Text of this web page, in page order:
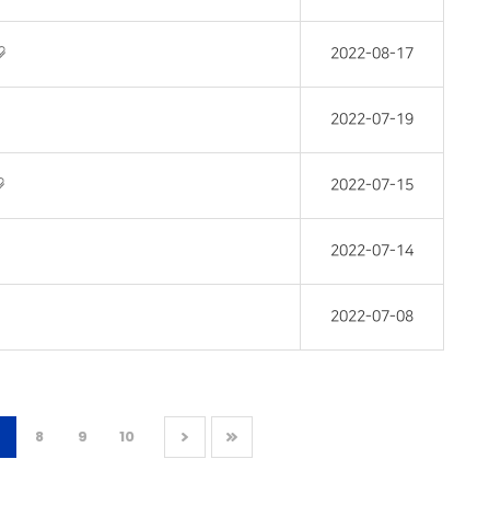
2022-08-17
2022-07-19
2022-07-15
2022-07-14
2022-07-08
8 9 10